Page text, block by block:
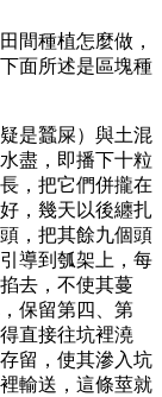
間種植怎麼做，
面所述是區塊種
是蠶屎）與土混
盡，即播下十粒
，把它們併攏在
，幾天以後纏扎
，把其餘九個頭
導到瓠架上，每
去，不使其蔓
保留第四、第
直接往坑裡澆
留，使其滲入坑
輸送，這條莖就